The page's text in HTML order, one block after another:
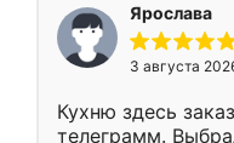
Ярослава
3 августа
Кухню здесь
телеграмм.